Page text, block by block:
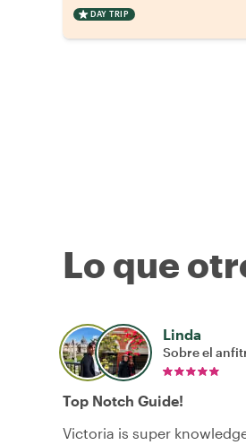
DAY TRIP
Lo que
Linda
Sobre el
Top Notch Guide!
Victoria is super